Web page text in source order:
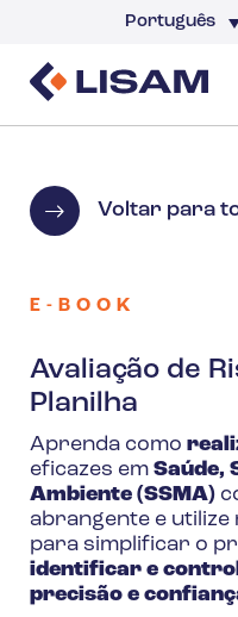
Português
Voltar para
E-BOOK
Avaliação de
Planilha
Aprenda como
eficazes em Saúde,
Ambiente (SSMA)
abrangente e utilize
para simplificar o
identificar e
precisão e